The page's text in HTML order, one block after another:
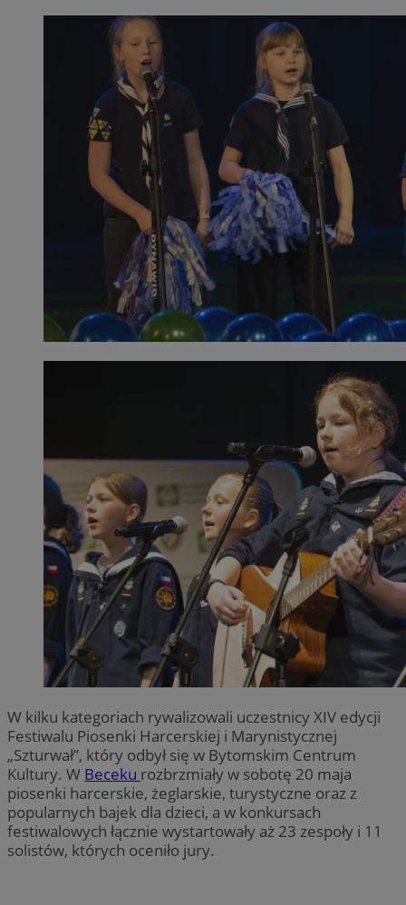
W kilku kategoriach rywalizowali uczestnicy XIV edycji
Festiwalu Piosenki Harcerskiej i Marynistycznej
„Szturwał”, który odbył się w Bytomskim Centrum
Kultury. W Beceku rozbrzmiały w sobotę 20 maja
piosenki harcerskie, żeglarskie, turystyczne oraz z
popularnych bajek dla dzieci, a w konkursach
festiwalowych łącznie wystartowały aż 23 zespoły i 11
solistów, których oceniło jury.